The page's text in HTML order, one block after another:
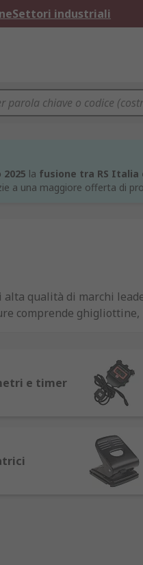
Settori industriali
la fusione tra RS
a una maggiore offerta di
qualità di marchi
comprende
e timer